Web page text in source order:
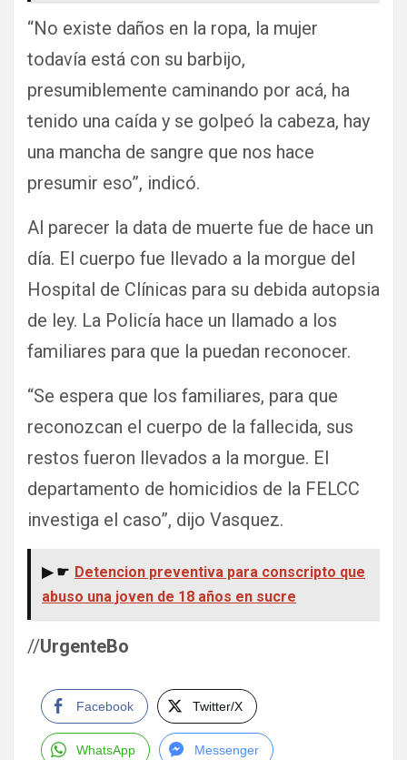
“No existe daños en la ropa, la mujer
todavía está con su barbijo,
presumiblemente caminando por acá, ha
tenido una caída y se golpeó la cabeza, hay
una mancha de sangre que nos hace
presumir eso”, indicó.
Al parecer la data de muerte fue de hace un
día. El cuerpo fue llevado a la morgue del
Hospital de Clínicas para su debida autopsia
de ley. La Policía hace un llamado a los
familiares para que la puedan reconocer.
“Se espera que los familiares, para que
reconozcan el cuerpo de la fallecida, sus
restos fueron llevados a la morgue. El
departamento de homicidios de la FELCC
investiga el caso”, dijo Vasquez.
▶ ☛ Detencion preventiva para conscripto que
abuso una joven de 18 años en sucre
//UrgenteBo
Facebook Twitter/X
WhatsApp Messenger